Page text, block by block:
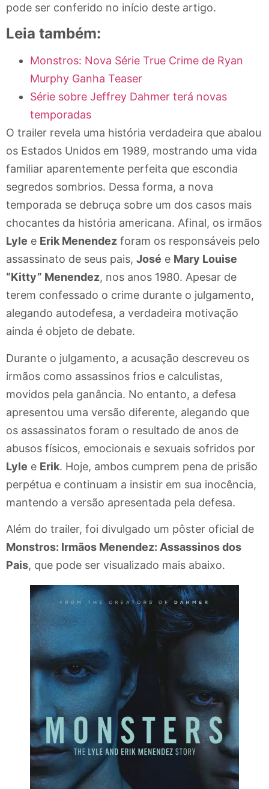
pode ser conferido no início deste artigo.
Leia também:
Monstros: Nova Série True Crime de Ryan
Murphy Ganha Teaser
Série sobre Jeffrey Dahmer terá novas
temporadas
O trailer revela uma história verdadeira que abalou
os Estados Unidos em 1989, mostrando uma vida
familiar aparentemente perfeita que escondia
segredos sombrios. Dessa forma, a nova
temporada se debruça sobre um dos casos mais
chocantes da história americana. Afinal, os irmãos
Lyle e Erik Menendez foram os responsáveis pelo
assassinato de seus pais, José e Mary Louise
“Kitty” Menendez, nos anos 1980. Apesar de
terem confessado o crime durante o julgamento,
alegando autodefesa, a verdadeira motivação
ainda é objeto de debate.
Durante o julgamento, a acusação descreveu os
irmãos como assassinos frios e calculistas,
movidos pela ganância. No entanto, a defesa
apresentou uma versão diferente, alegando que
os assassinatos foram o resultado de anos de
abusos físicos, emocionais e sexuais sofridos por
Lyle e Erik. Hoje, ambos cumprem pena de prisão
perpétua e continuam a insistir em sua inocência,
mantendo a versão apresentada pela defesa.
Além do trailer, foi divulgado um pôster oficial de
Monstros: Irmãos Menendez: Assassinos dos
Pais, que pode ser visualizado mais abaixo.